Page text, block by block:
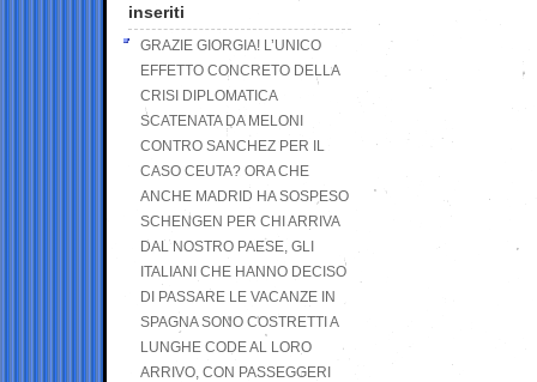
inseriti
GRAZIE GIORGIA! L’UNICO
EFFETTO CONCRETO DELLA
CRISI DIPLOMATICA
SCATENATA DA MELONI
CONTRO SANCHEZ PER IL
CASO CEUTA? ORA CHE
ANCHE MADRID HA SOSPESO
SCHENGEN PER CHI ARRIVA
DAL NOSTRO PAESE, GLI
ITALIANI CHE HANNO DECISO
DI PASSARE LE VACANZE IN
SPAGNA SONO COSTRETTI A
LUNGHE CODE AL LORO
ARRIVO, CON PASSEGGERI